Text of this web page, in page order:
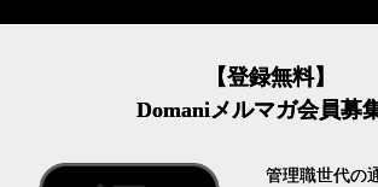
【登録無料】
Domaniメルマガ会員募
管理職世代の